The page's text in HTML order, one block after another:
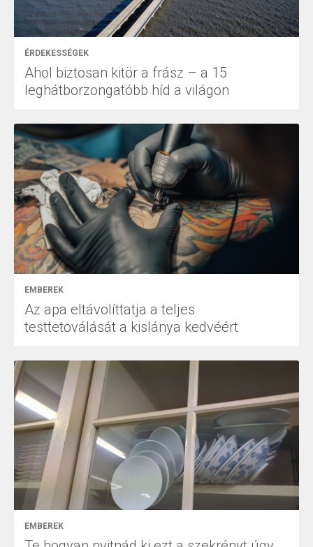
ÉRDEKESSÉGEK
Ahol biztosan kitör a frász – a 15
leghátborzongatóbb híd a világon
EMBEREK
Az apa eltávolíttatja a teljes
testtetoválását a kislánya kedvéért
EMBEREK